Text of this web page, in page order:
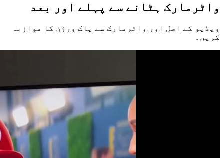
واٹرمارک ہٹانے سے پہلے اور بعد
ویڈیو کے اصل اور واٹرمارک سے پاک ورژن کا موازنہ
کریں۔